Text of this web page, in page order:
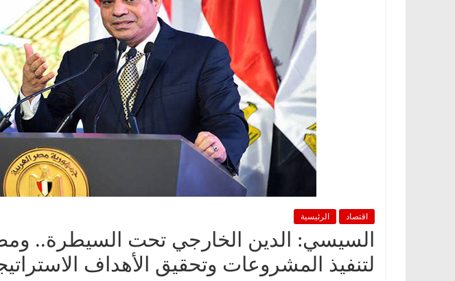
اقتصاد الرئيسية
السيسي: الدين الخارجي تحت السيطرة..
لتنفيذ المشروعات وتحقيق الأهداف